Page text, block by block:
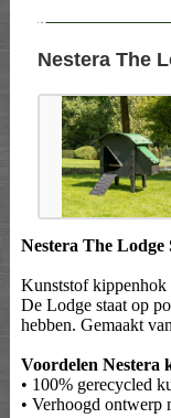
--
Nestera The
Nestera The Lodge
Kunststof
De Lodge staat op
hebben. Gemaakt
Voordelen Nestera
• 100% gerecycled
• Verhoogd ontwerp